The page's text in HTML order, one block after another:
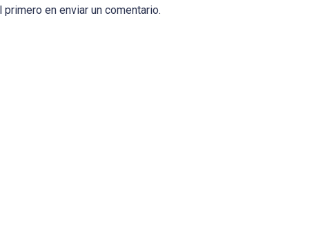
en enviar un comentario.